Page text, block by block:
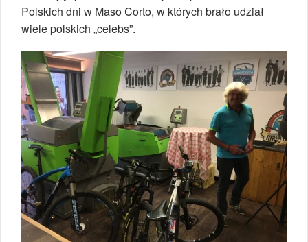
Polskich dni w Maso Corto, w których brało udział
wiele polskich „celebs”.